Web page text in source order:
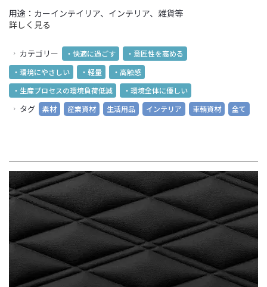
用途：カーインテイリア、インテリア、雑貨等
詳しく見る
カテゴリー ・快適に過ごす
・意匠性を高める
・環境にやさしい
・軽量
・高触感
・生産プロセスの環境負荷低減
・環境全体に優しい
タグ 素材 産業資材 生活用品 インテリア 車輌資材 全て